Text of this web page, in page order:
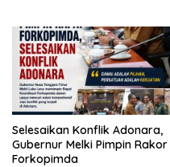
Selesaikan Konflik Adonara,
Gubernur Melki Pimpin Rakor
Forkopimda